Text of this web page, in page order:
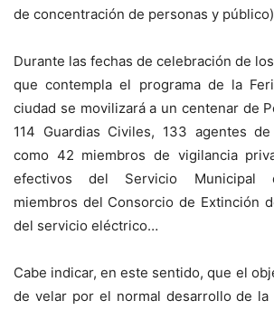
de concentración de personas y público)
Durante las fechas de celebración de
que contempla el programa de la
ciudad se movilizará a un centenar de
114 Guardias Civiles, 133 agentes
como 42 miembros de vigilancia
efectivos del Servicio Municipal
miembros del Consorcio de Extinción
del servicio eléctrico…
Cabe indicar, en este sentido, que el
de velar por el normal desarrollo de la